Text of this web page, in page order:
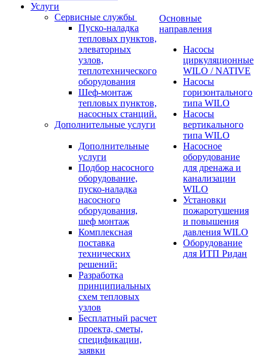
Услуги
Сервисные службы
Пуско-наладка
тепловых пунктов,
элеваторных
узлов,
теплотехнического
оборудования
Шеф-монтаж
тепловых пунктов,
насосных станций.
Дополнительные услуги
Дополнительные
услуги
Подбор насосного
оборудование,
пуско-наладка
насосного
оборудования,
шеф монтаж
Комплексная
поставка
технических
решений:
Разработка
принципиальных
схем тепловых
узлов
Бесплатный расчет
проекта, сметы,
спецификации,
заявки
Основные
направления
Насосы
циркуляционные
WILO / NATIVE
Насосы
горизонтального
типа WILO
Насосы
вертикального
типа WILO
Насосное
оборудование
для дренажа и
канализации
WILO
Установки
пожаротушения
и повышения
давления WILO
Оборудование
для ИТП Ридан